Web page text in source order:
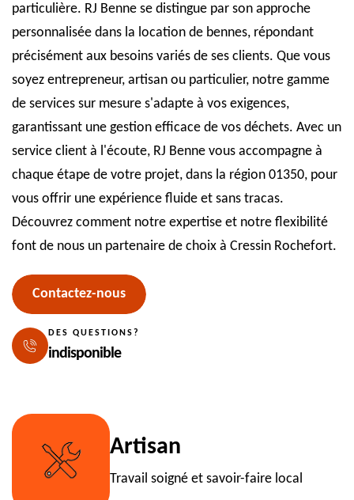
particulière. RJ Benne se distingue par son approche
personnalisée dans la location de bennes, répondant
précisément aux besoins variés de ses clients. Que vous
soyez entrepreneur, artisan ou particulier, notre gamme
de services sur mesure s'adapte à vos exigences,
garantissant une gestion efficace de vos déchets. Avec un
service client à l'écoute, RJ Benne vous accompagne à
chaque étape de votre projet, dans la région 01350, pour
vous offrir une expérience fluide et sans tracas.
Découvrez comment notre expertise et notre flexibilité
font de nous un partenaire de choix à Cressin Rochefort.
Contactez-nous
DES QUESTIONS?
indisponible
Artisan
Travail soigné et savoir-faire local